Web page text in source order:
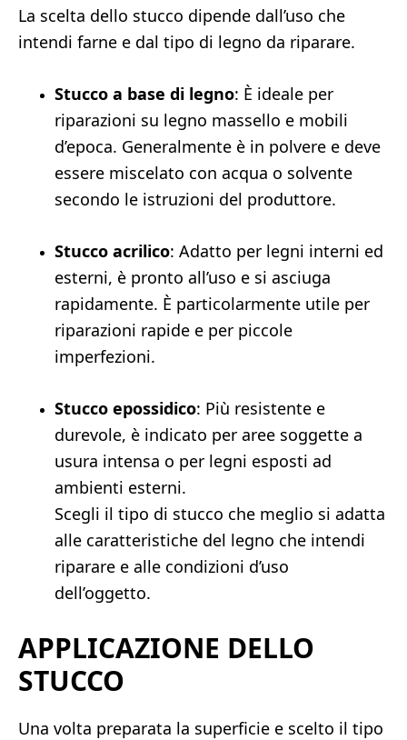
La scelta dello stucco dipende dall’uso che
intendi farne e dal tipo di legno da riparare.
Stucco a base di legno: È ideale per
riparazioni su legno massello e mobili
d’epoca. Generalmente è in polvere e deve
essere miscelato con acqua o solvente
secondo le istruzioni del produttore.
Stucco acrilico: Adatto per legni interni ed
esterni, è pronto all’uso e si asciuga
rapidamente. È particolarmente utile per
riparazioni rapide e per piccole
imperfezioni.
Stucco epossidico: Più resistente e
durevole, è indicato per aree soggette a
usura intensa o per legni esposti ad
ambienti esterni.
Scegli il tipo di stucco che meglio si adatta
alle caratteristiche del legno che intendi
riparare e alle condizioni d’uso
dell’oggetto.
APPLICAZIONE DELLO
STUCCO
Una volta preparata la superficie e scelto il tipo